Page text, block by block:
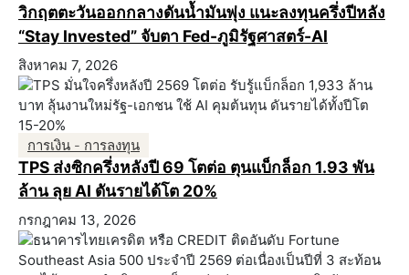
วิกฤตตะวันออกกลางดันน้ำมันพุ่ง แนะลงทุนครึ่งปีหลัง
“Stay Invested” จับตา Fed-ภูมิรัฐศาสตร์-AI
สิงหาคม 7, 2026
การเงิน - การลงทุน
TPS ส่งซิกครึ่งหลังปี 69 โตต่อ ตุนแบ็กล็อก 1.93 พัน
ล้าน ลุย AI ดันรายได้โต 20%
กรกฎาคม 13, 2026